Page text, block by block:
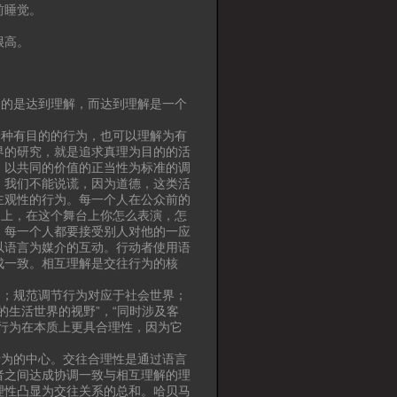
觉。
。
达到理解，而达到理解是一个
目的的行为，也可以理解为有
研究，就是追求真理为目的的活
共同的价值的正当性为标准的调
们不能说谎，因为道德，这类活
性的行为。每一个人在公众前的
，在这个舞台上你怎么表演，怎
一个人都要接受别人对他的一应
言为媒介的互动。行动者使用语
致。相互理解是交往行为的核
范调节行为对应于社会世界；
活世界的视野”，“同时涉及客
为在本质上更具合理性，因为它
的中心。交往合理性是通过语言
间达成协调一致与相互理解的理
凸显为交往关系的总和。哈贝马